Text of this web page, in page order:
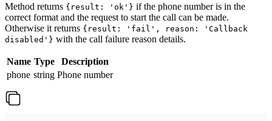
Method returns {result: 'ok'} if the phone number is in the
correct format and the request to start the call can be made.
Otherwise it returns {result: 'fail', reason: 'Callback
disabled'} with the call failure reason details.
Name Type
Description
phone string Phone number